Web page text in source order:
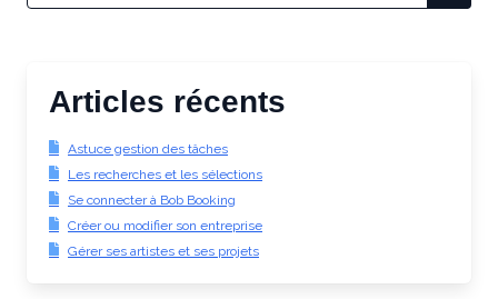
Articles récents
Astuce gestion des tâches
Les recherches et les sélections
Se connecter à Bob Booking
Créer ou modifier son entreprise
Gérer ses artistes et ses projets